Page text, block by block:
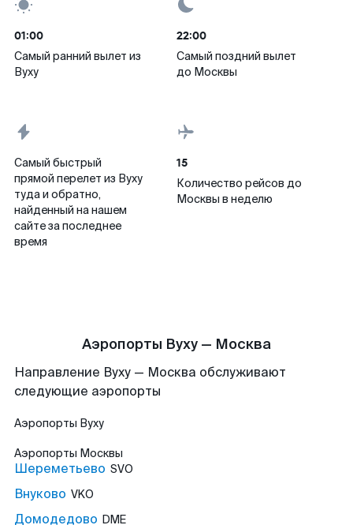
01:00
Самый ранний вылет из
Вуху
22:00
Самый поздний вылет
до Москвы
Самый быстрый
прямой перелет из Вуху
туда и обратно,
найденный на нашем
сайте за последнее
время
15
Количество рейсов до
Москвы в неделю
Аэропорты Вуху — Москва
Направление Вуху — Москва обслуживают
следующие аэропорты
Аэропорты Вуху
Аэропорты Москвы
Шереметьево SVO
Внуково VKO
Домодедово DME